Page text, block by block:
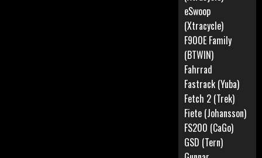
eSwoop
(Xtracycle)
F900E Family
(BTWIN)
Fahrrad
Fastrack (Yuba)
Fetch 2 (Trek)
Fiete (Johansson)
FS200 (CaGo)
GSD (Tern)